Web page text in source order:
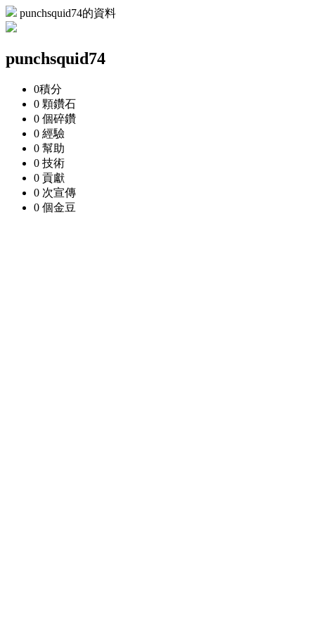
punchsquid74的資料
punchsquid74
0積分
0 顆鑽石
0 個碎鑽
0 經驗
0 幫助
0 技術
0 貢獻
0 次宣傳
0 個金豆